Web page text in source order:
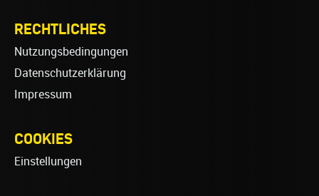
RECHTLICHES
Nutzungsbedingungen
Datenschutzerklärung
Impressum
COOKIES
Einstellungen